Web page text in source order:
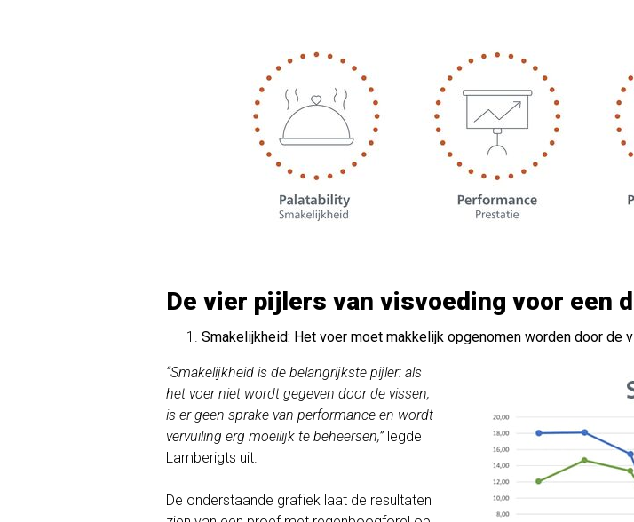
De vier pijlers van visvoeding voor een
Smakelijkheid: Het voer moet makkelijk opgenomen worden door de
“Smakelijkheid is de belangrijkste pijler: als
het voer niet wordt gegeven door de vissen,
is er geen sprake van performance en wordt
vervuiling erg moeilijk te beheersen,”legde
Lamberigts uit.
De onderstaande grafiek laat de resultaten